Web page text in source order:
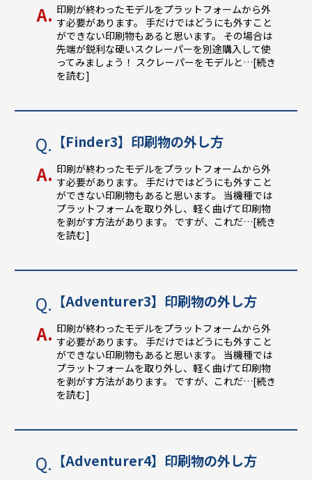
印刷が終わったモデルをプラットフォームから外
す必要があります。 手だけではどうにも外すこと
ができない印刷物もあると思います。 その場合は
先端が鋭利な硬いスクレーパーを別途購入して使
ってみましょう！ スクレーパーをモデルと…[続き
を読む]
【Finder3】印刷物の外し方
印刷が終わったモデルをプラットフォームから外
す必要があります。 手だけではどうにも外すこと
ができない印刷物もあると思います。 当機種では
プラットフォームを取り外し、軽く曲げて印刷物
を剥がす方法があります。 ですが、これだ…[続き
を読む]
【Adventurer3】印刷物の外し方
印刷が終わったモデルをプラットフォームから外
す必要があります。 手だけではどうにも外すこと
ができない印刷物もあると思います。 当機種では
プラットフォームを取り外し、軽く曲げて印刷物
を剥がす方法があります。 ですが、これだ…[続き
を読む]
【Adventurer4】印刷物の外し方